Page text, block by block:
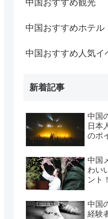
中国おすすめ観光
中国おすすめホテル
中国おすすめ人気イ
新着記事
中国
日本
のポ
中国
わい
ント！
中国
経験